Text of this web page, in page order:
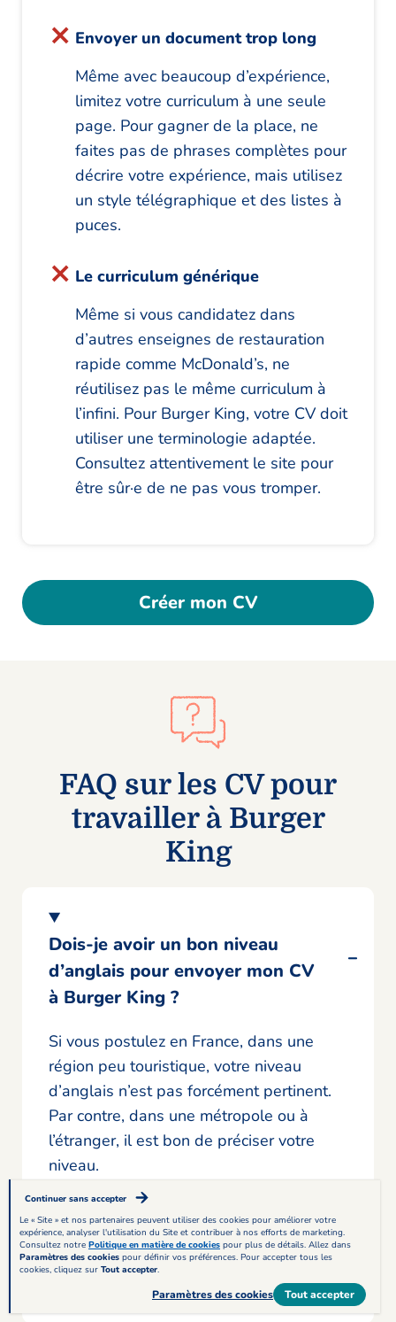
Envoyer un document trop long
Même avec beaucoup d’expérience,
limitez votre curriculum à une seule
page. Pour gagner de la place, ne
faites pas de phrases complètes pour
décrire votre expérience, mais utilisez
un style télégraphique et des listes à
puces.
Le curriculum générique
Même si vous candidatez dans
d’autres enseignes de restauration
rapide comme McDonald’s, ne
réutilisez pas le même curriculum à
l’infini. Pour Burger King, votre CV doit
utiliser une terminologie adaptée.
Consultez attentivement le site pour
être sûr·e de ne pas vous tromper.
Créer mon CV
FAQ sur les CV pour
travailler à Burger
King
Dois-je avoir un bon niveau
d’anglais pour envoyer mon CV
à Burger King ?
Si vous postulez en France, dans une
région peu touristique, votre niveau
d’anglais n’est pas forcément pertinent.
Par contre, dans une métropole ou à
l’étranger, il est bon de préciser votre
niveau.
Dois-je connaître le menu par
cœur pour avoir mes chances ?
Continuer sans accepter
Le « Site » et nos partenaires peuvent utiliser des cookies pour améliorer votre
expérience, analyser l'utilisation du Site et contribuer à nos efforts de marketing.
Consultez notre Politique en matière de cookies pour plus de détails. Allez dans
Paramètres des cookies pour définir vos préférences. Pour accepter tous les
cookies, cliquez sur Tout accepter.
Tout accepter
Paramètres des cookies